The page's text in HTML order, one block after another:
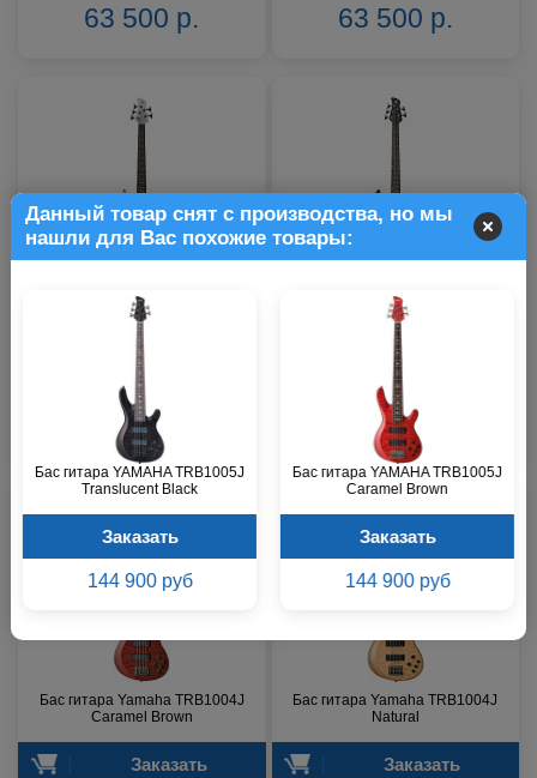
Данный товар снят с производства, но мы
нашли для Вас похожие товары:
Бас гитара YAMAHA TRB1005J
Translucent Black
Заказать
144 900 руб
Бас гитара YAMAHA TRB1005J
Caramel Brown
Заказать
144 900 руб
63 500 р. 63 500 р.
Бас-гитара Yamaha TRBX505
TRANSLUCENT WHITE
Заказать
69 700 р.
Бас-гитара Yamaha TRBX505
TRANSLUCENT BLACK
Заказать
69 700 р.
Бас гитара Yamaha TRB1004J
Caramel Brown
Заказать
Бас гитара Yamaha TRB1004J
Natural
Заказать